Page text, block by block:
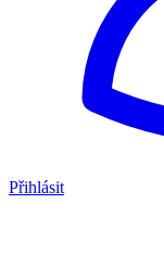
Přihlásit